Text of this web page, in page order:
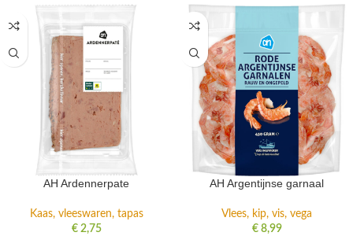
AH Ardennerpate
Kaas, vleeswaren, tapas
€2,75
AH Argentijnse garnaal
Vlees, kip, vis, vega
€8,99